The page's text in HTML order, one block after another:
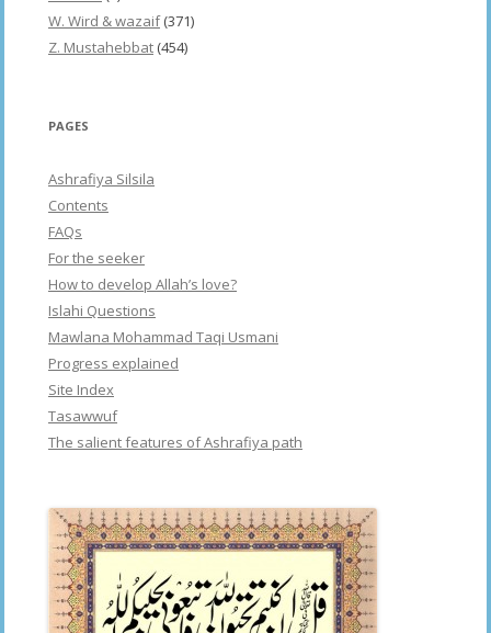
W. Wird & wazaif(371)
Z. Mustahebbat (454)
PAGES
Ashrafiya Silsila
Contents
FAQs
For the seeker
How to develop Allah’s love?
Islahi Questions
Mawlana Mohammad Taqi Usmani
Progress explained
Site Index
Tasawwuf
The salient features of Ashrafiya path